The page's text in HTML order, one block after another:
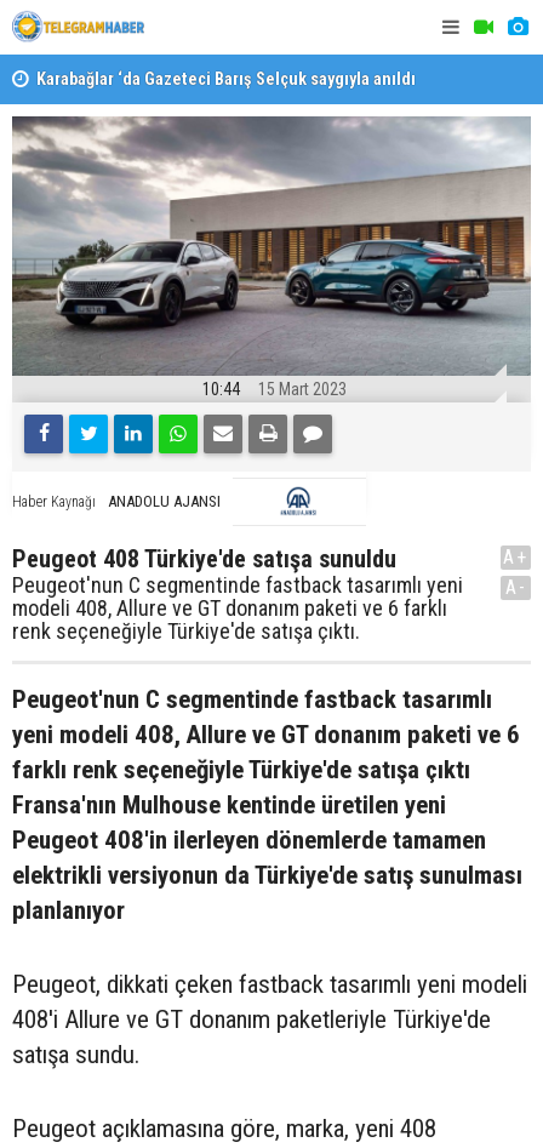
Karabağlar ‘da Gazeteci Barış Selçuk saygıyla anıldı
10:44 15 Mart 2023
Haber Kaynağı ANADOLU AJANSI
Peugeot 408 Türkiye'de satışa sunuldu
Peugeot'nun C segmentinde fastback tasarımlı yeni
modeli 408, Allure ve GT donanım paketi ve 6 farklı
renk seçeneğiyle Türkiye'de satışa çıktı.
A+
A-
Peugeot'nun C segmentinde fastback tasarımlı
yeni modeli 408, Allure ve GT donanım paketi ve 6
farklı renk seçeneğiyle Türkiye'de satışa çıktı
Fransa'nın Mulhouse kentinde üretilen yeni
Peugeot 408'in ilerleyen dönemlerde tamamen
elektrikli versiyonun da Türkiye'de satış sunulması
planlanıyor
Peugeot, dikkati çeken fastback tasarımlı yeni modeli
408'i Allure ve GT donanım paketleriyle Türkiye'de
satışa sundu.
Peugeot açıklamasına göre, marka, yeni 408